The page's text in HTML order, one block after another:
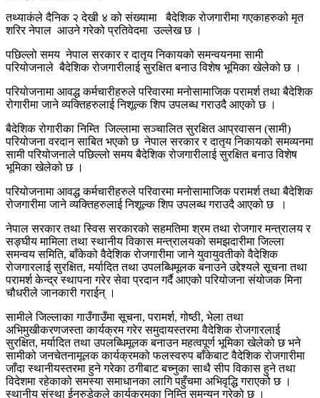
तथ्याकंले दैनिक २ देखी ४ को संख्यामा बैदेशिक रोजगारीमा गएकाहरुको मृत
शरिर नेपाल आउने गरेको प्रतिवेदमा उल्लेख छ ।
पछिल्लो समय नेपाल सरकार र दातृय निकायको समन्वयनमा सामी
परियोजनाले बैदेशिक रोजगारीलाई सुरक्षित बनाउ विशेष भूमिका खेलेको छ ।
परियोजनामा आवद्ध कर्मचारीहरुले परिवारमा मनोसामाजिक परामर्श तथा बैदेशिक
रोगारीमा जाने व्यक्तिहरुलाई निशूल्क शिप उपलब्ध गराउदै आएको छ ।
बैदेशिक रोगारीका निम्ति जिल्लामा सञ्चालित सुरक्षित आप्रवासन (सामी)
परियोजना वरदान साबित भएको छ नेपाल सरकार र दातृय निकायको समव्यनमा
सामी परियोजनाले पछिल्लो समय बैदेशिक रोजगारीलाई सुरक्षित बनाउ विशेष
भूमिका खेलेको छ ।
परियोजनामा आवद्ध कर्मचारीहरुले परिवारमा मनोसामाजिक परामर्श तथा बैदेशिक
रोजगारीमा जाने व्यक्तिहरुलाई निशूल्क शिप उपलब्ध गराउदै आएको छ ।
नेपाल सरकार तथा स्विस सरकारको सहमतिमा श्रम तथा रोजगार मन्त्रालय र
सङ्घीय मामिला तथा स्थानीय विकास मन्त्रालयको समझदारीमा जिल्ला
समन्वय समिति, बाँकेको वैदेशिक रोजगारीमा जाने युवायुवतीको वैदेशिक
रोजगारलाई सुरक्षित, मर्यादित तथा उपलब्धिमूलक बनाउने उद्देश्यले सूचना तथा
परामर्श केन्द्र स्थापना गरेर सेवा प्रदान गर्दै आएको परियोजना संयोजक मिना
चौधरीले जानकारी गराईन् ।
सामीले जिल्लाका गाउँगाउँमा सूचना, परामर्श, गोष्ठी, भेला तथा
अभिमुखीकरणजस्ता कार्यक्रम गरेर समुदायस्तरमा वैदेशिक रोजगारलाई
सुरक्षित, मर्यादित तथा उपलब्धिमूलक बनाउन महत्वपूर्ण भूमिका खेलेको छ भने
सामीको जनचेतनामूलक कार्यक्रमको फलस्वरुप बाँकेबाट वैदेशिक रोजगारीमा
जाँदा स्थानीयस्तरमा हुने गरेका ठगीबाट बच्नुका साथै सीप विकास हुने तथा
विदेशमा रहेकाको समस्या समाधानका लागि पहुँचमा अभिवृद्धि गराएको छ ।
स्थानीय संस्था ईन्रुडेकले कार्यक्रमका निम्ति समन्यन गरेको छ ।